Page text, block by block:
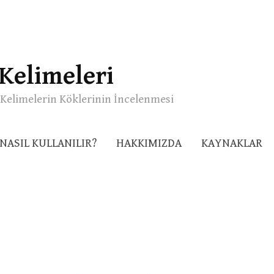
Kelimelerin Köklerinin İncelenmesi
NASIL KULLANILIR? HAKKIMIZDA KAYNAKLAR